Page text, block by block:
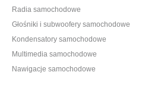
Radia samochodowe
Głośniki i subwoofery samochodowe
Kondensatory samochodowe
Multimedia samochodowe
Nawigacje samochodowe